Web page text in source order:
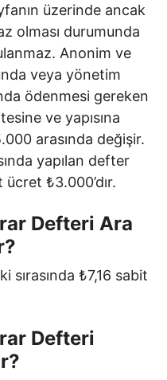
üzerinde ancak
olması durumunda
Anonim ve
veya yönetim
ödenmesi gereken
ve yapısına
arasında değişir.
yapılan defter
₺3.000’dır.
Defteri Ara
₺7,16 sabit
Defteri